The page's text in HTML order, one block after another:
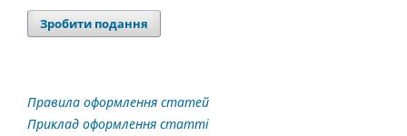
Зробити подання
Правила оформлення статей
Приклад оформлення статті